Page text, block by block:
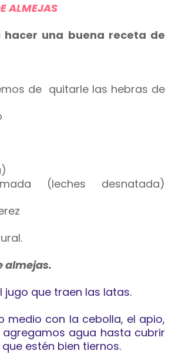
ALMEJAS
hacer una buena receta de
de quitarle las hebras de
(leches desnatada)
almejas.
jugo que traen las latas.
medio con la cebolla, el apio,
agua hasta cubrir
estén bien tiernos.